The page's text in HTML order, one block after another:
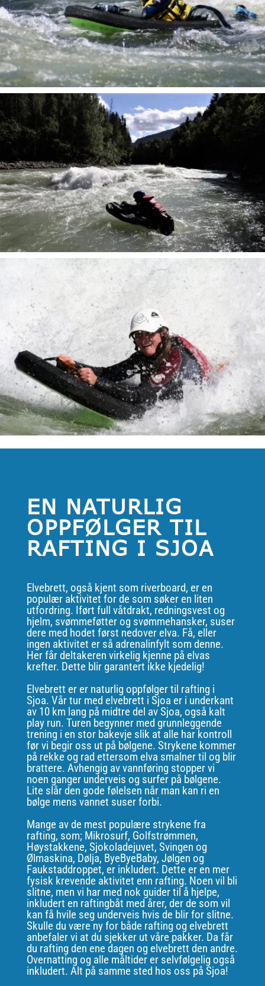
EN NATURLIG
OPPFØLGER TIL
RAFTING I SJOA
Elvebrett, også kjent som riverboard, er en
populær aktivitet for de som søker en liten
utfordring. Iført full våtdrakt, redningsvest og
hjelm, svømmeføtter og svømmehansker, suser
dere med hodet først nedover elva. Få, eller
ingen aktivitet er så adrenalinfylt som denne.
Her får deltakeren virkelig kjenne på elvas
krefter. Dette blir garantert ikke kjedelig!
Elvebrett er er naturlig oppfølger til rafting i
Sjoa. Vår tur med elvebrett i Sjoa er i underkant
av 10 km lang på midtre del av Sjoa, også kalt
play run. Turen begynner med grunnleggende
trening i en stor bakevje slik at alle har kontroll
før vi begir oss ut på bølgene. Strykene kommer
på rekke og rad ettersom elva smalner til og blir
brattere. Avhengig av vannføring stopper vi
noen ganger underveis og surfer på bølgene.
Lite slår den gode følelsen når man kan ri en
bølge mens vannet suser forbi.
Mange av de mest populære strykene fra
rafting, som; Mikrosurf, Golfstrømmen,
Høystakkene, Sjokoladejuvet, Svingen og
Ølmaskina, Dølja, ByeByeBaby, Jølgen og
Faukstaddroppet, er inkludert. Dette er en mer
fysisk krevende aktivitet enn rafting. Noen vil bli
slitne, men vi har med nok guider til å hjelpe,
inkludert en raftingbåt med årer, der de som vil
kan få hvile seg underveis hvis de blir for slitne.
Skulle du være ny for både rafting og elvebrett
anbefaler vi at du sjekker ut våre pakker. Da får
du rafting den ene dagen og elvebrett den andre.
Overnatting og alle måltider er selvfølgelig også
inkludert. Alt på samme sted hos oss på Sjoa!